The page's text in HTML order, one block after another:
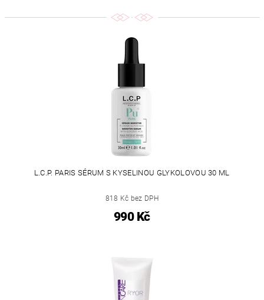
L.C.P. PARIS SÉRUM S KYSELINOU GLYKOLOVOU 30 ML
818 Kč bez DPH
990 Kč